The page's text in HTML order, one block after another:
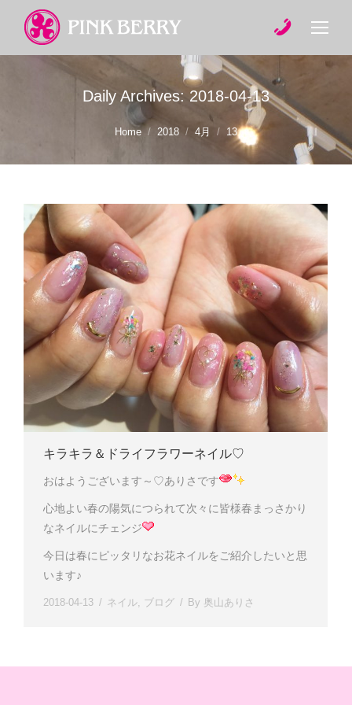
Daily Archives: 2018-04-13
Home 2018 4月 13
キラキラ＆ドライフラワーネイル♡
おはようございます～♡ありさです
心地よい春の陽気につられて次々に皆様春まっさかり
なネイルにチェンジ
今日は春にピッタリなお花ネイルをご紹介したいと思
います♪
2018-04-13 ネイル ブログ By 奥山ありさ